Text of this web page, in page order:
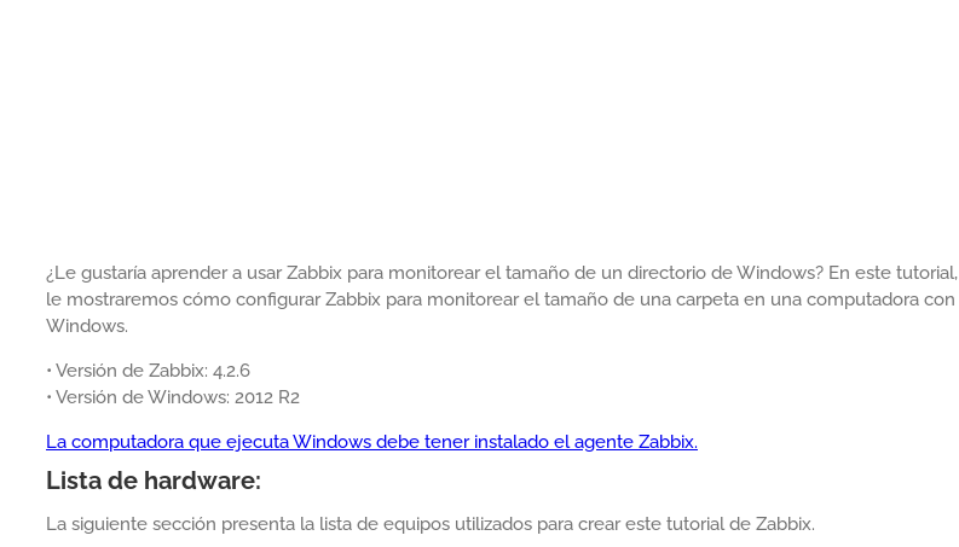
¿Le gustaría aprender a usar Zabbix para monitorear el tamaño de un directorio de Windows? En este tutorial,
le mostraremos cómo configurar Zabbix para monitorear el tamaño de una carpeta en una computadora con
Windows.
• Versión de Zabbix: 4.2.6
• Versión de Windows: 2012 R2
La computadora que ejecuta Windows debe tener instalado el agente Zabbix.
Lista de hardware:
La siguiente sección presenta la lista de equipos utilizados para crear este tutorial de Zabbix.